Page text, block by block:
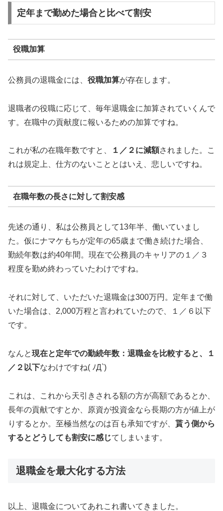
定年まで勤めた場合と比べて割安
役職加算
公務員の退職金には、 役職加算が存在します。
退職者の役職に応じて、毎年退職金に加算されていくんで
す。在職中の貢献度に報いるための加算ですね。
これが私の在職年数ですと、 １／２に減額されました。こ
れは規定上、仕方のないこととはいえ、悲しいですね。
在職年数の長さに対して割安感
先述の通り、私は公務員として13年半、働いていまし
た。仮にナマケもちが定年の65歳まで働き続けた場合、
勤続年数は約40年間。現在で公務員のキャリアの１／３
程度を勤め終わっていたわけですね。
それに対して、いただいた退職金は300万円。定年まで働
いた場合は、2,000万程と言われていたので、１／６以下
です。
なんと現在と定年での勤続年数：退職金を比較すると、１
／２以下なわけですね( ﾉД`)
これは、これから天引きされる額の方が高額であるとか、
長年の貢献ですとか、原資が投資金なら長期の方が値上が
りするとか。至極当然なのは百も承知ですが、 貰う側から
するとどうしても割安に感じてしまいます。
退職金を最大化する方法
以上、退職金についてあれこれ書いてきました。